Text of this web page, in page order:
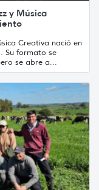
y Música
Creativa nació en
Su formato se
se abre a...